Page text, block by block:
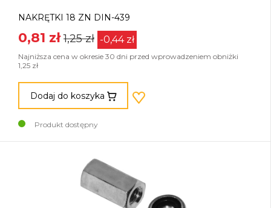
NAKRĘTKI 18 ZN DIN-439
0,81 zł 1,25 zł -0,44 zł
Najniższa cena w okresie 30 dni przed wprowadzeniem obniżki
1,25 zł
Dodaj do koszyka
Produkt dostępny